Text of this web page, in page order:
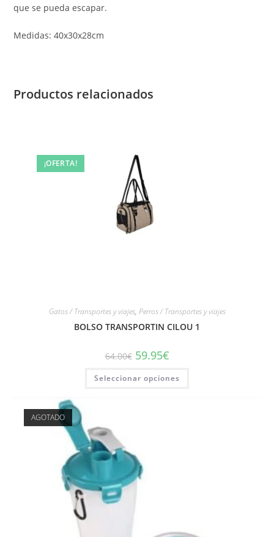
que se pueda escapar.
Medidas: 40x30x28cm
Productos relacionados
¡OFERTA!
Gatos / Transportes y viajes, Perros / Transportes y viajes
BOLSO TRANSPORTIN CILOU 1
64.00€ 59.95€
Seleccionar opciones
AGOTADO